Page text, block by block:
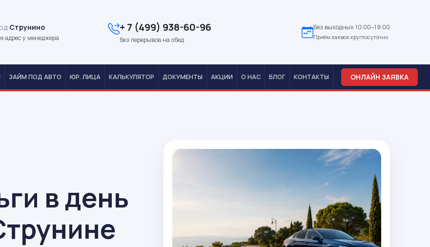
Струнино
адрес у менеджера
+ 7 (499) 938-60-96
без перерывов на обед
Без выходных 10:00–19:00
Приём заявок круглосуточно
ЗАЙМ ПОД АВТО ЮР. ЛИЦА КАЛЬКУЛЯТОР ДОКУМЕНТЫ АКЦИИ О НАС БЛОГ КОНТАКТЫ ОНЛАЙН ЗАЯВКА
в день